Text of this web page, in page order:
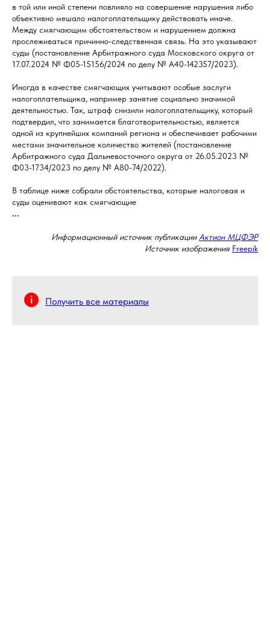
в той или иной степени повлияло на совершение нарушения либо
объективно мешало налогоплательщику действовать иначе.
Между смягчающим обстоятельством и нарушением должна
прослеживаться причинно-следственная связь. На это указывают
суды (постановление Арбитражного суда Московского округа от
17.07.2024 № Ф05-15156/2024 по делу № А40-142357/2023).
Иногда в качестве смягчающих учитывают особые заслуги
налогоплательщика, например занятие социально значимой
деятельностью. Так, штраф снизили налогоплательщику, который
подтвердил, что занимается благотворительностью, является
одной из крупнейших компаний региона и обеспечивает рабочими
местами значительное количество жителей (постановление
Арбитражного суда Дальневосточного округа от 26.05.2023 №
Ф03-1734/2023 по делу № А80-74/2022).
В таблице ниже собрали обстоятельства, которые налоговая и
суды оценивают как смягчающие
...
Информационный источник публикации Актион МЦФЭР
Источник изображения Freepik
Получить все материалы